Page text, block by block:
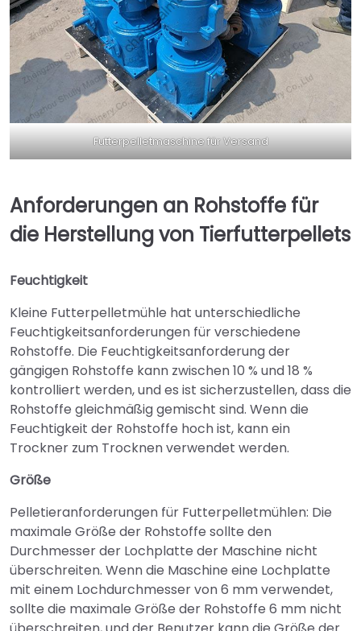
Futterpelletmaschine für Versand
Anforderungen an Rohstoffe für
die Herstellung von Tierfutterpellets
Feuchtigkeit
Kleine Futterpelletmühle hat unterschiedliche
Feuchtigkeitsanforderungen für verschiedene
Rohstoffe. Die Feuchtigkeitsanforderung der
gängigen Rohstoffe kann zwischen 10 % und 18 %
kontrolliert werden, und es ist sicherzustellen, dass die
Rohstoffe gleichmäßig gemischt sind. Wenn die
Feuchtigkeit der Rohstoffe hoch ist, kann ein
Trockner zum Trocknen verwendet werden.
Größe
Pelletieranforderungen für Futterpelletmühlen: Die
maximale Größe der Rohstoffe sollte den
Durchmesser der Lochplatte der Maschine nicht
überschreiten. Wenn die Maschine eine Lochplatte
mit einem Lochdurchmesser von 6 mm verwendet,
sollte die maximale Größe der Rohstoffe 6 mm nicht